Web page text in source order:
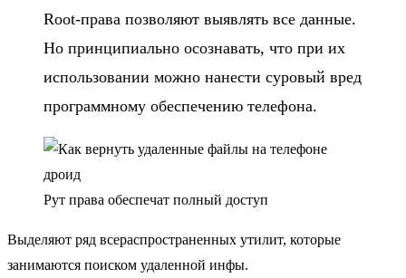
Root-права позволяют выявлять все данные.
Но принципиально осознавать, что при их
использовании можно нанести суровый вред
программному обеспечению телефона.
Рут права обеспечат полный доступ
Выделяют ряд всераспространенных утилит, которые
занимаются поиском удаленной инфы.